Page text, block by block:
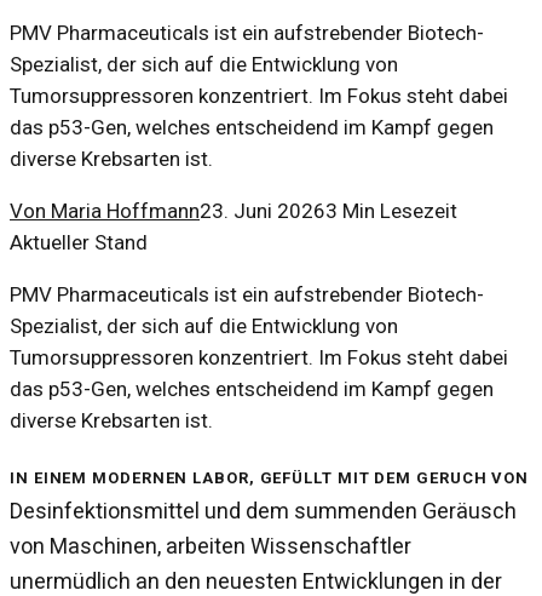
PMV Pharmaceuticals ist ein aufstrebender Biotech-
Spezialist, der sich auf die Entwicklung von
Tumorsuppressoren konzentriert. Im Fokus steht dabei
das p53-Gen, welches entscheidend im Kampf gegen
diverse Krebsarten ist.
Von Maria Hoffmann23. Juni 20263 Min Lesezeit
Aktueller Stand
PMV Pharmaceuticals ist ein aufstrebender Biotech-
Spezialist, der sich auf die Entwicklung von
Tumorsuppressoren konzentriert. Im Fokus steht dabei
das p53-Gen, welches entscheidend im Kampf gegen
diverse Krebsarten ist.
In einem modernen Labor, gefüllt mit dem Geruch von
Desinfektionsmittel und dem summenden Geräusch
von Maschinen, arbeiten Wissenschaftler
unermüdlich an den neuesten Entwicklungen in der